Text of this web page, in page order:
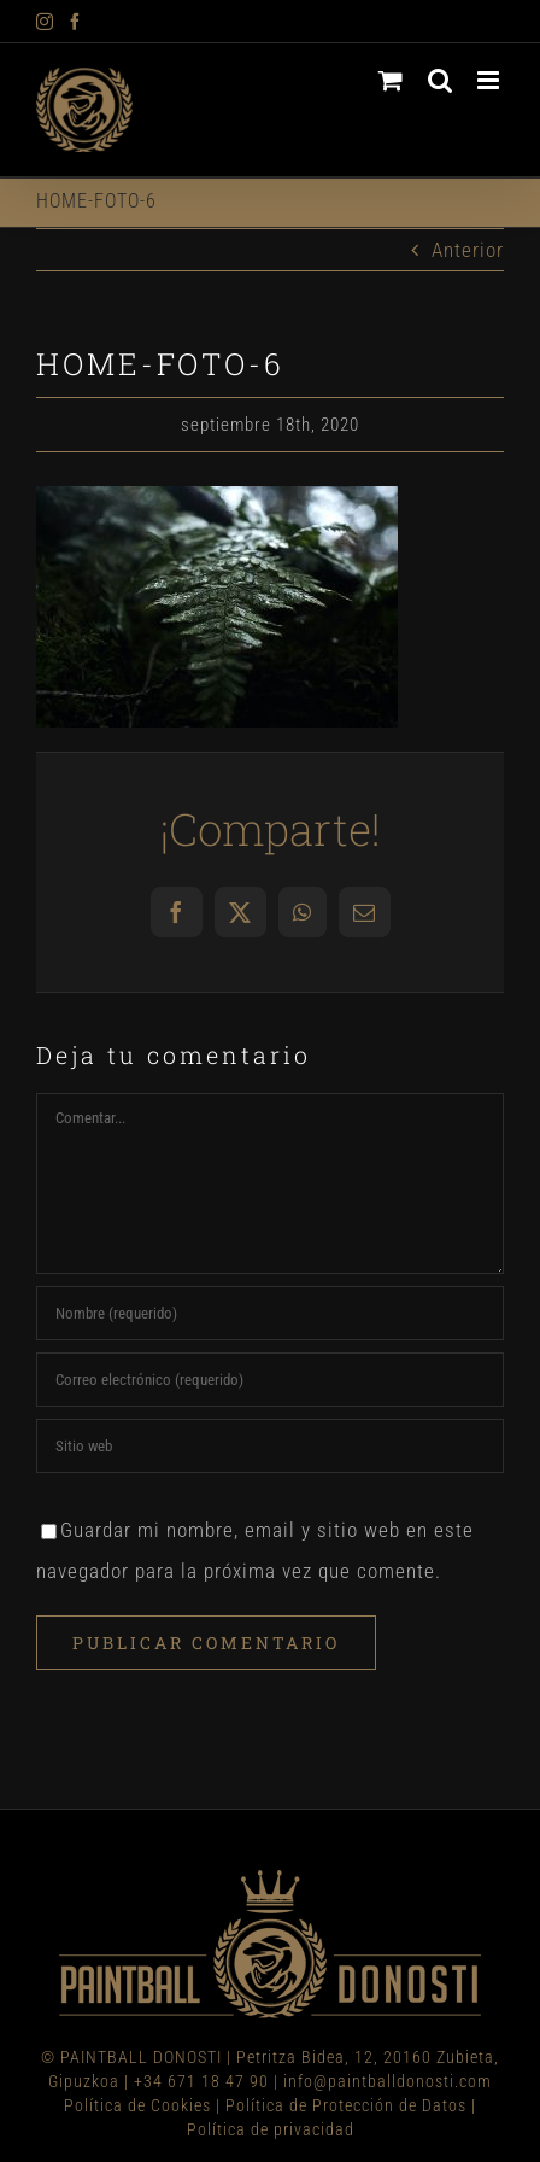
Saltar
contenido
HOME-FOTO-6
Anterior
HOME-FOTO-6
septiembre 18th, 2020
¡Comparte!
Facebook
X WhatsAppCorreo
Deja tu comentario
Comentar
Guardar mi nombre, email y sitio web en este
navegador para la próxima vez que comente.
© PAINTBALL DONOSTI | Petritza Bidea, 12, 20160 Zubieta,
Gipuzkoa | +34 671 18 47 90 | info@paintballdonosti.com
Política de Cookies | Política de Protección de Datos |
Política de privacidad